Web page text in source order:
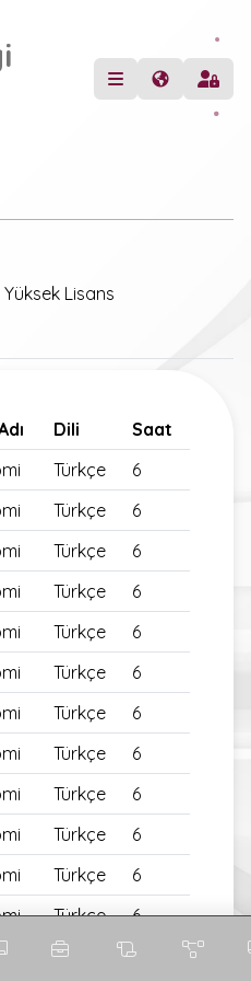
Yüksek Lisans
Dili
Saat
Türkçe
6
Türkçe
6
Türkçe
6
Türkçe
6
Türkçe
6
Türkçe
6
Türkçe
6
Türkçe
6
Türkçe
6
Türkçe
6
Türkçe
6
Türkçe
6
Türkçe 6